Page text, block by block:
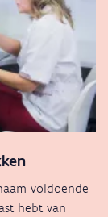
voldoende
hebt van